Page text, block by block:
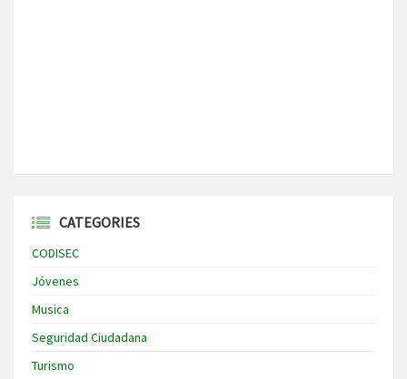
CATEGORIES
CODISEC
Jóvenes
Musica
Seguridad Ciudadana
Turismo